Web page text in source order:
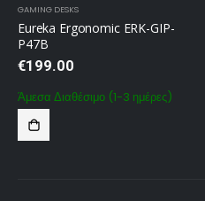
GAMING DESKS
Eureka Ergonomic ERK-GIP-
P47B
€199.00
Άμεσα Διαθέσιμο (1-3 ημέρες)